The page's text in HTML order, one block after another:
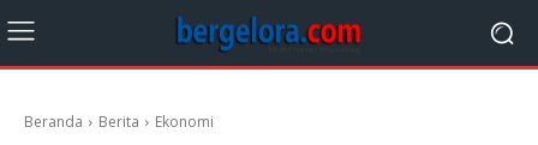
Beranda Berita Ekonomi